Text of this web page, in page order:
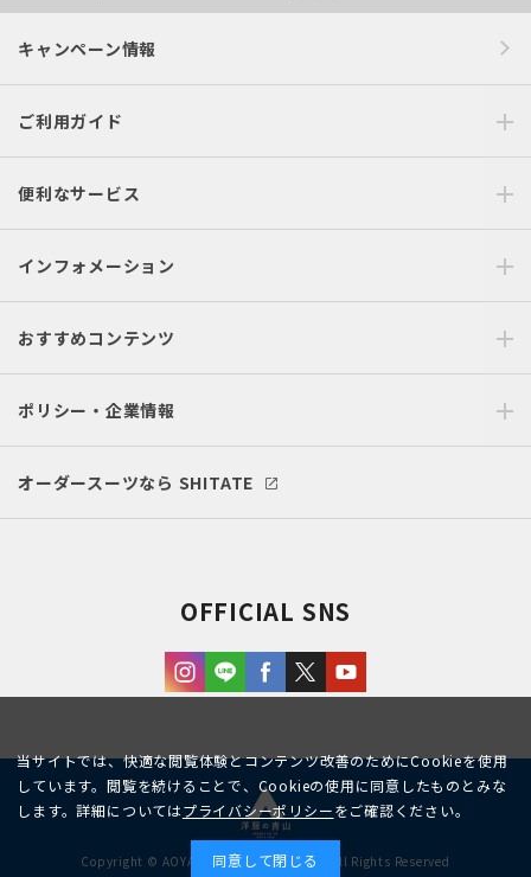
キャンペーン情報
ご利用ガイド
便利なサービス
インフォメーション
おすすめコンテンツ
ポリシー・企業情報
オーダースーツなら SHITATE
OFFICIAL SNS
Copyright © AOYAMA TRADING Co.,Ltd. All Rights Reserved
当サイトでは、快適な閲覧体験とコンテンツ改善のためにCookieを使用
しています。閲覧を続けることで、Cookieの使用に同意したものとみな
します。詳細についてはプライバシーポリシーをご確認ください。
同意して閉じる